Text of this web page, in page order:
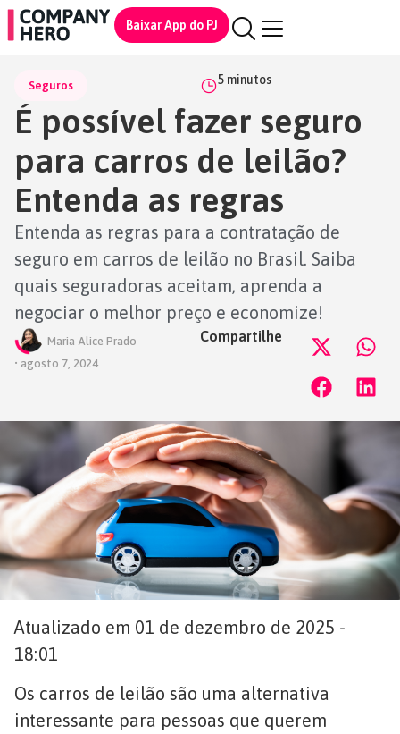
Baixar App do PJ
Seguros 5 minutos
É possível fazer seguro
para carros de leilão?
Entenda as regras
Entenda as regras para a contratação de
seguro em carros de leilão no Brasil. Saiba
quais seguradoras aceitam, aprenda a
negociar o melhor preço e economize!
Maria Alice Prado
• agosto 7, 2024
Compartilhe
Atualizado em 01 de dezembro de 2025 -
18:01
Os carros de leilão são uma alternativa
interessante para pessoas que querem